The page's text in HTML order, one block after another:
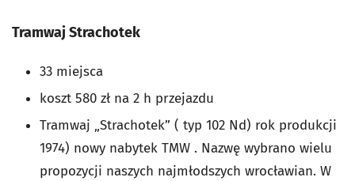
Tramwaj Strachotek
33 miejsca
koszt 580 zł na 2 h przejazdu
Tramwaj „Strachotek” ( typ 102 Nd) rok produkcji
1974) nowy nabytek TMW . Nazwę wybrano wielu
propozycji naszych najmłodszych wrocławian. W